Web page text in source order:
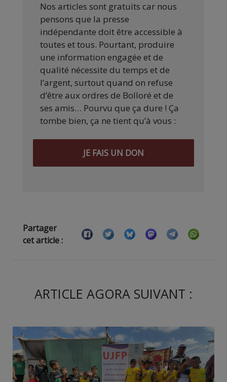
Nos articles sont gratuits car nous
pensons que la presse
indépendante doit être accessible à
toutes et tous. Pourtant, produire
une information engagée et de
qualité nécessite du temps et de
l’argent, surtout quand on refuse
d’être aux ordres de Bolloré et de
ses amis… Pourvu que ça dure ! Ça
tombe bien, ça ne tient qu’à vous :
JE FAIS UN DON
Partager
cet article :
ARTICLE AGORA SUIVANT :